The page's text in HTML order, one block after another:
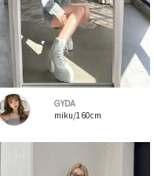
GYDA
miku/160cm